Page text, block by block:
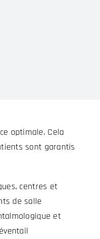
optimale. Cela
sont garantis
centres et
de salle
et